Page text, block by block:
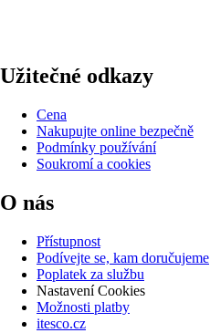
Užitečné odkazy
Cena
Nakupujte online bezpečně
Podmínky používání
Soukromí a cookies
O nás
Přístupnost
Podívejte se, kam doručujeme
Poplatek za službu
Nastavení Cookies
Možnosti platby
itesco.cz